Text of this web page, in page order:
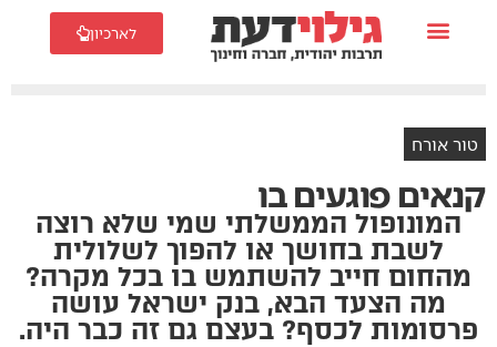
לארכיון
טור אורח
קנאים פוגעים בו
המונופול הממשלתי שמי שלא רוצה
לשבת בחושך או להפוך לשלולית
מהחום חייב להשתמש בו בכל מקרה?
מה הצעד הבא, בנק ישראל עושה
פרסומות לכסף? בעצם גם זה כבר היה.